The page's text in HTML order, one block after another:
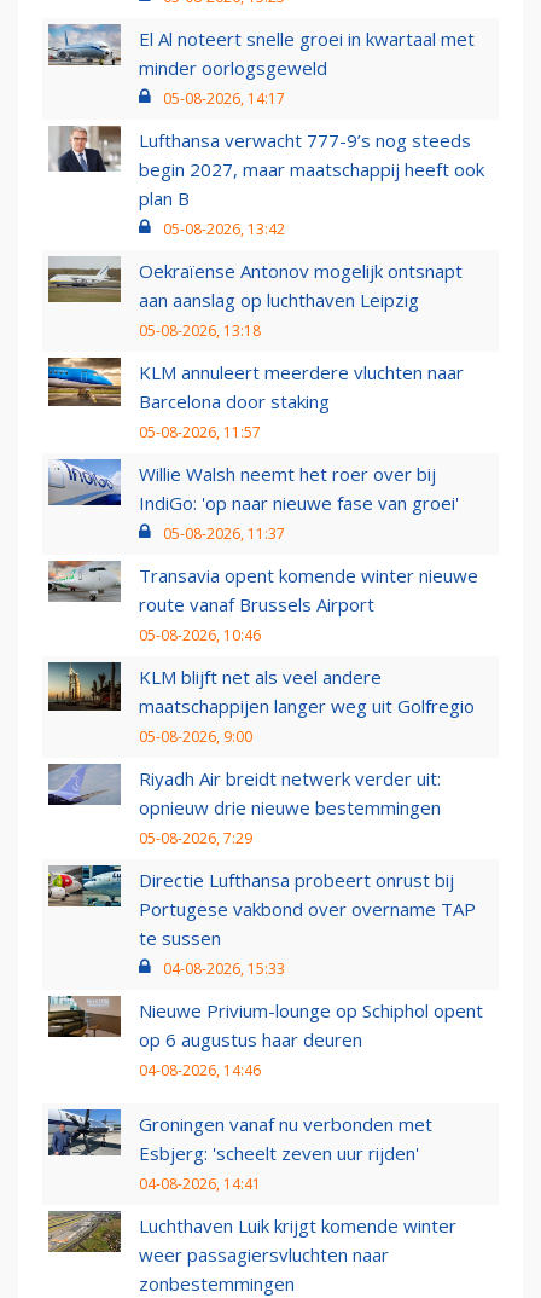
El Al noteert snelle groei in kwartaal met
minder oorlogsgeweld
05-08-2026, 14:17
Lufthansa verwacht 777-9’s nog steeds
begin 2027, maar maatschappij heeft ook
plan B
05-08-2026, 13:42
Oekraïense Antonov mogelijk ontsnapt
aan aanslag op luchthaven Leipzig
05-08-2026, 13:18
KLM annuleert meerdere vluchten naar
Barcelona door staking
05-08-2026, 11:57
Willie Walsh neemt het roer over bij
IndiGo: 'op naar nieuwe fase van groei'
05-08-2026, 11:37
Transavia opent komende winter nieuwe
route vanaf Brussels Airport
05-08-2026, 10:46
KLM blijft net als veel andere
maatschappijen langer weg uit Golfregio
05-08-2026, 9:00
Riyadh Air breidt netwerk verder uit:
opnieuw drie nieuwe bestemmingen
05-08-2026, 7:29
Directie Lufthansa probeert onrust bij
Portugese vakbond over overname TAP
te sussen
04-08-2026, 15:33
Nieuwe Privium-lounge op Schiphol opent
op 6 augustus haar deuren
04-08-2026, 14:46
Groningen vanaf nu verbonden met
Esbjerg: 'scheelt zeven uur rijden'
04-08-2026, 14:41
Luchthaven Luik krijgt komende winter
weer passagiersvluchten naar
zonbestemmingen